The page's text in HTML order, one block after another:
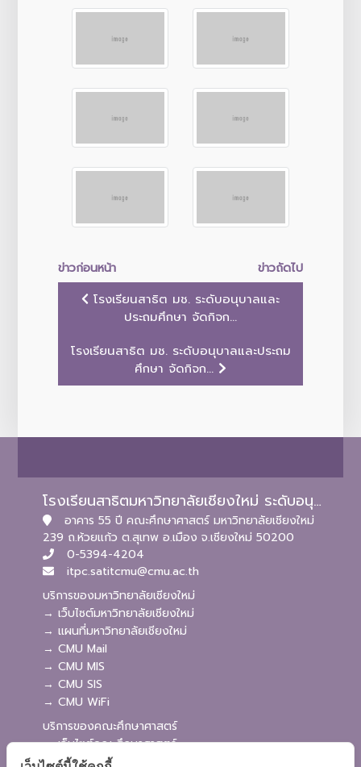
ข่าวก่อนหน้า
ข่าวถัดไป
โรงเรียนสาธิต มช. ระดับอนุบาลและ
ประถมศึกษา จัดกิจก...
โรงเรียนสาธิต มช. ระดับอนุบาลและประถม
ศึกษา จัดกิจก...
โรงเรียนสาธิตมหาวิทยาลัยเชียงใหม่ ระดับอนุบาลและประถมศึกษา
อาคาร 55 ปี คณะศึกษาศาสตร์ มหาวิทยาลัยเชียงใหม่
239 ถ.ห้วยแก้ว ต.สุเทพ อ.เมือง จ.เชียงใหม่ 50200
0-5394-4204
itpc.satitcmu@cmu.ac.th
บริการของมหาวิทยาลัยเชียงใหม่
→ เว็บไซต์มหาวิทยาลัยเชียงใหม่
→ แผนที่มหาวิทยาลัยเชียงใหม่
→ CMU Mail
→ CMU MIS
→ CMU SIS
→ CMU WiFi
บริการของคณะศึกษาศาสตร์
→ เว็บไซต์คณะศึกษาศาสตร์
→ ระบบจัดการเว็บไซต์